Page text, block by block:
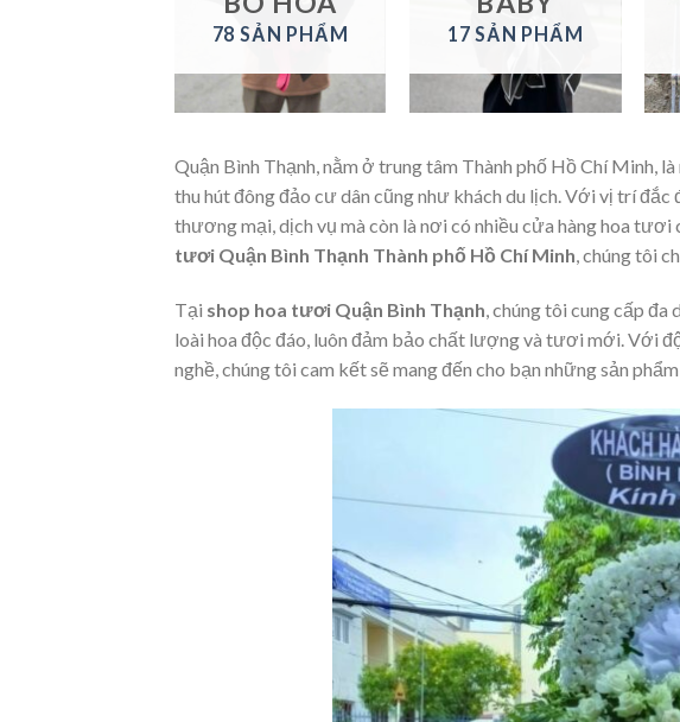
78 SẢN PHẨM 17 SẢN PHẨM
Quận Bình Thạnh, nằm ở trung tâm Thành phố Hồ Chí Minh,
thu hút đông đảo cư dân cũng như khách du lịch. Với vị trí đắc
thương mại, dịch vụ mà còn là nơi có nhiều cửa hàng hoa
tươi Quận Bình Thạnh Thành phố Hồ Chí Minh, chúng tôi
Tại shop hoa tươi Quận Bình Thạnh , chúng tôi cung cấp
loài hoa độc đáo, luôn đảm bảo chất lượng và tươi mới. Với
nghề, chúng tôi cam kết sẽ mang đến cho bạn những sản